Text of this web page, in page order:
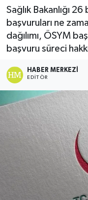
Sağlık Bakanlığı
başvuruları ne
dağılımı, ÖSYM
başvuru süreci
HABER MERKEZI
EDITÖR
BİYOGRAFİLER
Burhaniye
Dursunbey
Edremit
EĞİTİM
EKONOMİ
Tüm Manşetler
Son Dakika